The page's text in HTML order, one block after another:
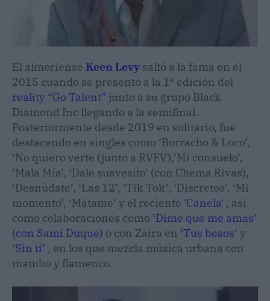
El almeriense Keen Levy saltó a la fama en el
2015 cuando se presentó a la 1ª edición del
reality “Go Talent” junto a su grupo Black
Diamond Inc llegando a la semifinal.
Posteriormente desde 2019 en solitario, fue
destacando en singles como ‘Borracho & Loco’,
‘No quiero verte (junto a RVFV),’Mi consuelo’,
‘Mala Mía’, ‘Dale suavesito’ (con Chema Rivas),
‘Desnúdate’, ‘Las 12’, ‘Tik Tok’, ‘Discretos’, ‘Mi
momento’, ‘Mátame’ y el reciente 'Canela' , así
como colaboraciones como ‘Dime que me amas’
(con Sami Duque) o con Zaira en ‘Tus besos’ y
‘Sin ti’ , en los que mezcla música urbana con
mambo y flamenco.